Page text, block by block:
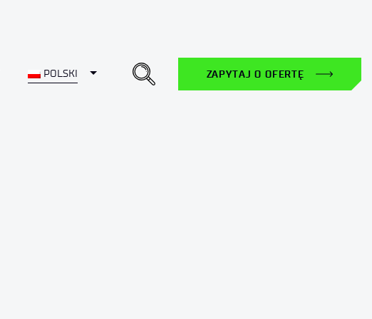
POLSKI Toggle Dropdown ZAPYTAJ O OFERTĘ